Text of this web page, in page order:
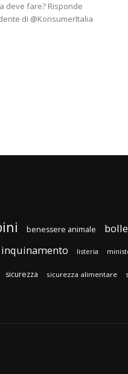
deve fare? Risponde
di @KonsumerItalia
benessere animale
inquinamento listeria
sicurezza sicurezza alimentare